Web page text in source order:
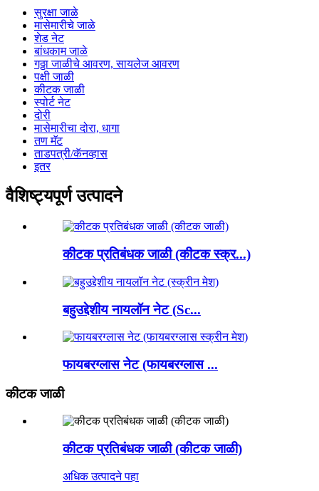
सुरक्षा जाळे
मासेमारीचे जाळे
शेड नेट
बांधकाम जाळे
गठ्ठा जाळीचे आवरण, सायलेज आवरण
पक्षी जाळी
कीटक जाळी
स्पोर्ट नेट
दोरी
मासेमारीचा दोरा, धागा
तण मॅट
ताडपत्री/कॅनव्हास
इतर
वैशिष्ट्यपूर्ण उत्पादने
कीटक प्रतिबंधक जाळी (कीटक स्क्र...)
बहुउद्देशीय नायलॉन नेट (Sc...
फायबरग्लास नेट (फायबरग्लास ...
कीटक जाळी
कीटक प्रतिबंधक जाळी (कीटक जाळी)
अधिक उत्पादने पहा